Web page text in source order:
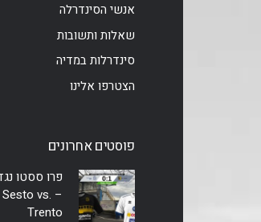
אנשי הסינדרלה
שאלות ותשובות
סינדרלות במדיה
הצטרפו אלינו
פוסטים אחרונים
פרו ססטו
Sesto vs.
Trento